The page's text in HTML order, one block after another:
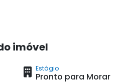
imóvel
Estágio
Pronto para Morar